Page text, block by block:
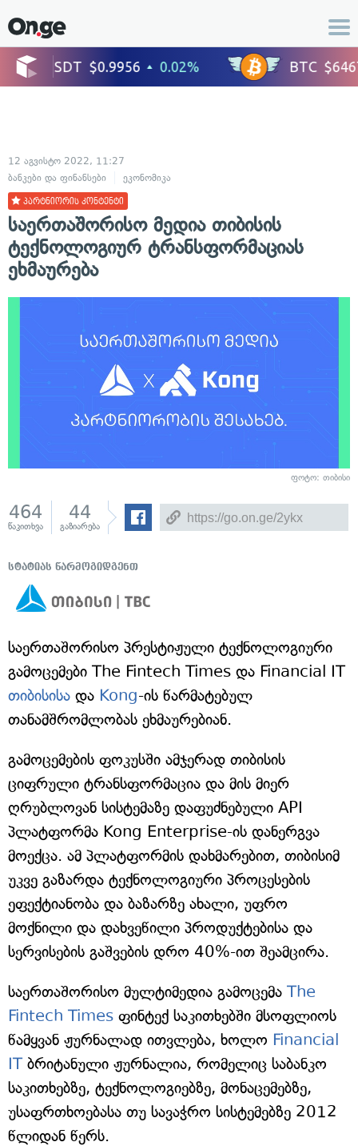
12 აგვისტო 2022, 11:27
ბანკები და ფინანსები
ეკონომიკა
პარტნიორის კონტენტი
საერთაშორისო მედია თიბისის
ტექნოლოგიურ ტრანსფორმაციას
ეხმაურება
ფოტო: თიბისი
464
წაკითხვა
44
გაზიარება
სტატიას წარმოგიდგენთ
საერთაშორისო პრესტიჟული ტექნოლოგიური
გამოცემები The Fintech Times და Financial IT
თიბისისა და Kong-ის წარმატებულ
თანამშრომლობას ეხმაურებიან.
გამოცემების ფოკუსში ამჯერად თიბისის
ციფრული ტრანსფორმაცია და მის მიერ
ღრუბლოვან სისტემაზე დაფუძნებული API
პლატფორმა Kong Enterprise-ის დანერგვა
მოექცა. ამ პლატფორმის დახმარებით, თიბისიმ
უკვე გაზარდა ტექნოლოგიური პროცესების
ეფექტიანობა და ბაზარზე ახალი, უფრო
მოქნილი და დახვეწილი პროდუქტებისა და
სერვისების გაშვების დრო 40%-ით შეამცირა.
საერთაშორისო მულტიმედია გამოცემა The
Fintech Times ფინტექ საკითხებში მსოფლიოს
წამყვან ჟურნალად ითვლება, ხოლო Financial
ITბრიტანული ჟურნალია, რომელიც საბანკო
საკითხებზე, ტექნოლოგიებზე, მონაცემებზე,
უსაფრთხოებასა თუ სავაჭრო სისტემებზე 2012
წლიდან წერს.